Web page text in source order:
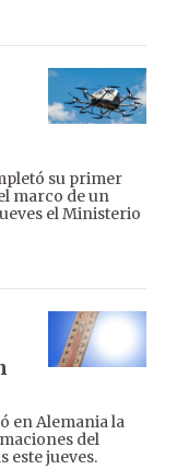
su primer
marco de un
el Ministerio
en Alemania la
del
este jueves.